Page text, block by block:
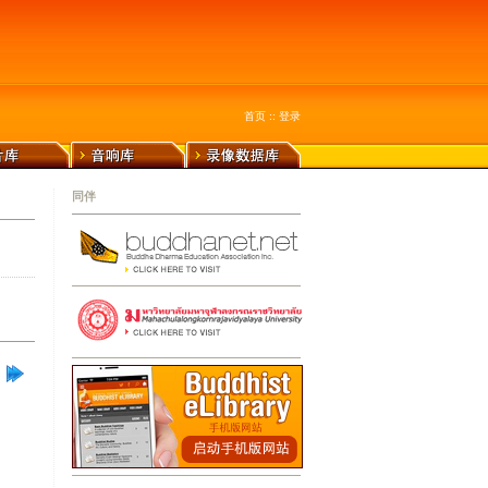
首页 :: 登录
同伴